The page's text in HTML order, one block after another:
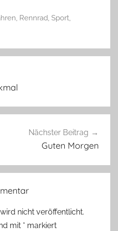
, Rennrad, Sport,
Nächster Beitrag
Guten Morgen
nicht veröffentlicht.
mit * markiert